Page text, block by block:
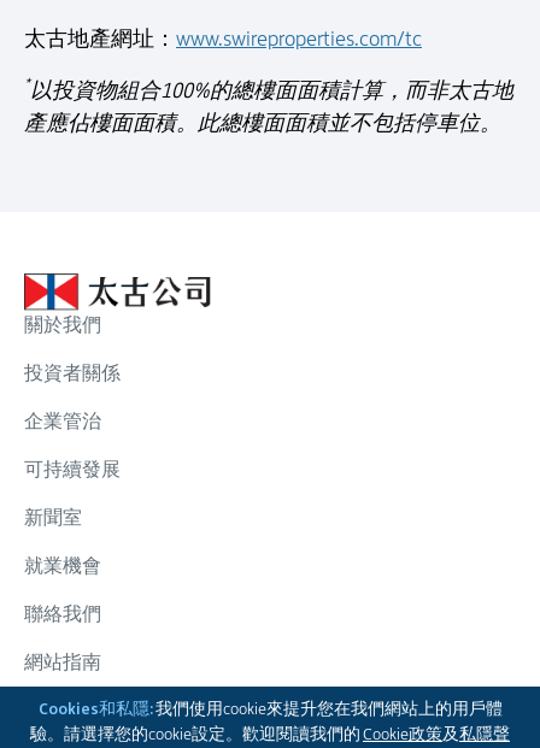
Cookies和私隱:我們使用cookie來提升您在我們網站上的用戶體
驗。請選擇您的cookie設定。歡迎閱讀我們的Cookie政策及私隱聲
太古地產網址： www.swireproperties.com/tc
*以投資物組合100%的總樓面面積計算，而非太古地
產應佔樓面面積。此總樓面面積並不包括停車位。
關於我們
投資者關係
企業管治
可持續發展
新聞室
就業機會
聯絡我們
網站指南
太古集團